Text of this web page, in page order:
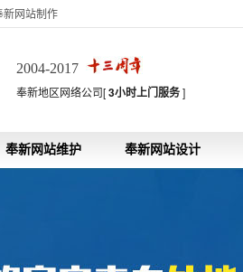
新网站制作
2004-2017
奉新地区网络公司[3小时上门服务]
奉新网站维护 奉新网站设计